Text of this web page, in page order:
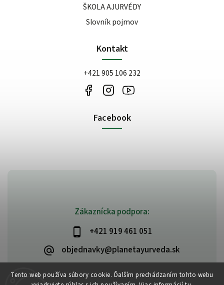
Tento web používa súbory cookie. Ďalším prechádzaním tohto webu
Zákaznícka podpora:
+421 919 461 051
objednavky@planetayurveda.sk
ŠKOLA AJURVÉDY
Slovník pojmov
Kontakt
+421 905 106 232
Facebook